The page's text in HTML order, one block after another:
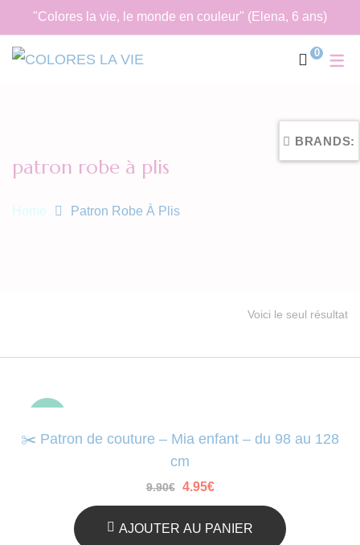
"Colores la vie, le monde en couleur" (Elena, 6 ans)
0
patron robe à plis
Home Patron Robe À Plis
Voici le seul résultat
✂️ Patron de couture – Mia enfant – du 98 au 128
cm
9.90€ Le
était :
9.90€.
4.95€Le
est :
4.95€.
AJOUTER AU PANIER
BRANDS: